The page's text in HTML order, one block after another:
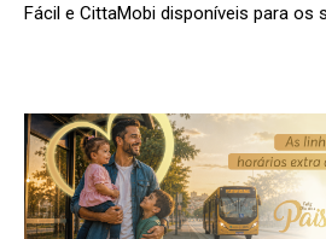
Fácil e CittaMobi disponíveis para os